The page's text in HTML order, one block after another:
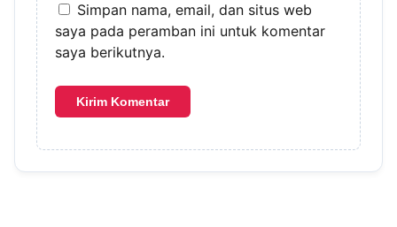
Simpan nama, email, dan situs web
saya pada peramban ini untuk komentar
saya berikutnya.